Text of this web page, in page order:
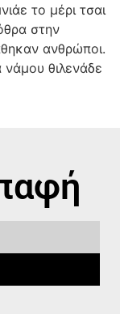
το μέρι τσαι
στην
ανθρώποι.
θιλενάδε